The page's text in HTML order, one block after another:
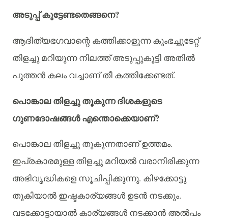
അടുപ്പ് കൂട്ടേണ്ടതെങ്ങനെ?
ആദിത്യഭഗവാന്റെ കത്തിക്കാളുന്ന കുംഭച്ചൂടേറ്റ്
തിളച്ചു മറിയുന്ന നിലത്ത് അടുപ്പുകൂട്ടി അതിൽ
പുത്തൻ കലം വച്ചാണ് തീ കത്തിക്കേണ്ടത്.
പൊങ്കാല തിളച്ചു തൂകുന്ന ദിശകളുടെ
ഗുണദോഷങ്ങൾ എന്തൊക്കെയാണ്?
പൊങ്കാല തിളച്ചു തൂകുന്നതാണ് ഉത്തമം.
ഇപ്രകാരമുള്ള തിളച്ചു മറിയൽ വരാനിരിക്കുന്ന
അഭിവൃദ്ധികളെ സൂചിപ്പിക്കുന്നു. കിഴക്കോട്ടു
തൂകിയാൽ ഇഷ്ടകാര്യങ്ങൾ ഉടൻ നടക്കും.
വടക്കോട്ടായാൽ കാര്യങ്ങൾ നടക്കാൻ അൽപം